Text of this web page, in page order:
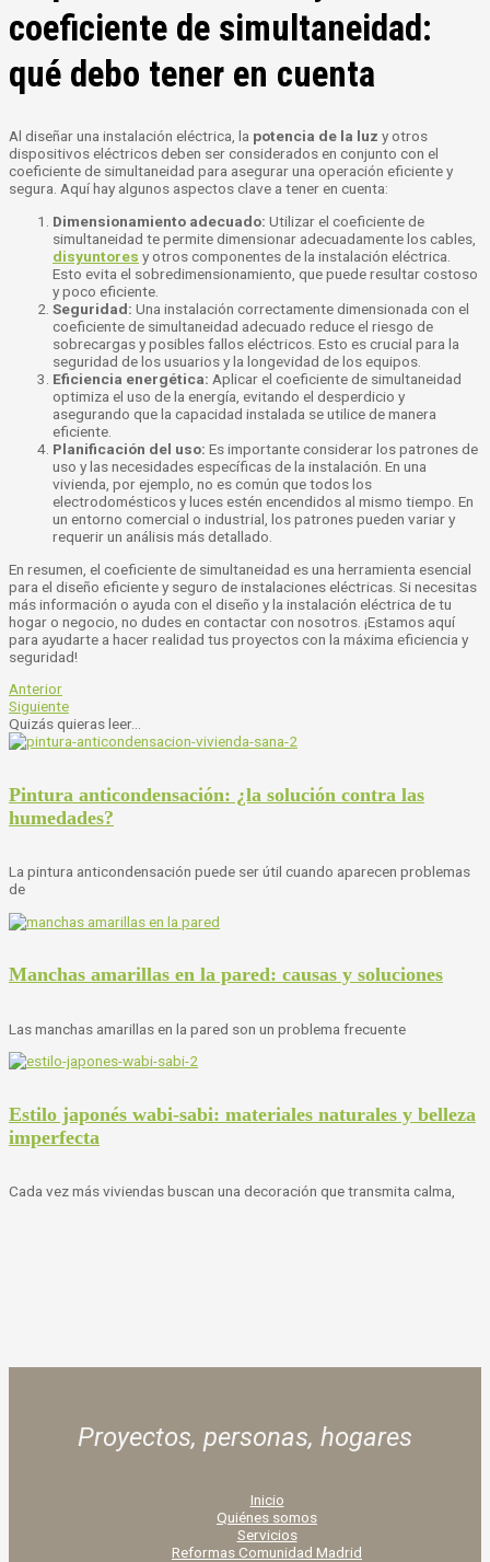
coeficiente de simultaneidad:
qué debo tener en cuenta
Al diseñar una instalación eléctrica, la potencia de la luz y otros
dispositivos eléctricos deben ser considerados en conjunto con el
coeficiente de simultaneidad para asegurar una operación eficiente y
segura. Aquí hay algunos aspectos clave a tener en cuenta:
Dimensionamiento adecuado: Utilizar el coeficiente de
simultaneidad te permite dimensionar adecuadamente los cables,
disyuntores y otros componentes de la instalación eléctrica.
Esto evita el sobredimensionamiento, que puede resultar costoso
y poco eficiente.
Seguridad: Una instalación correctamente dimensionada con el
coeficiente de simultaneidad adecuado reduce el riesgo de
sobrecargas y posibles fallos eléctricos. Esto es crucial para la
seguridad de los usuarios y la longevidad de los equipos.
Eficiencia energética: Aplicar el coeficiente de simultaneidad
optimiza el uso de la energía, evitando el desperdicio y
asegurando que la capacidad instalada se utilice de manera
eficiente.
Planificación del uso: Es importante considerar los patrones de
uso y las necesidades específicas de la instalación. En una
vivienda, por ejemplo, no es común que todos los
electrodomésticos y luces estén encendidos al mismo tiempo. En
un entorno comercial o industrial, los patrones pueden variar y
requerir un análisis más detallado.
En resumen, el coeficiente de simultaneidad es una herramienta esencial
para el diseño eficiente y seguro de instalaciones eléctricas. Si necesitas
más información o ayuda con el diseño y la instalación eléctrica de tu
hogar o negocio, no dudes en contactar con nosotros. ¡Estamos aquí
para ayudarte a hacer realidad tus proyectos con la máxima eficiencia y
seguridad!
Anterior
Siguiente
Quizás quieras leer...
Pintura anticondensación: ¿la solución contra las
humedades?
La pintura anticondensación puede ser útil cuando aparecen problemas
de
Manchas amarillas en la pared: causas y soluciones
Las manchas amarillas en la pared son un problema frecuente
Estilo japonés wabi-sabi: materiales naturales y belleza
imperfecta
Cada vez más viviendas buscan una decoración que transmita calma,
Proyectos, personas, hogares
Inicio
Quiénes somos
Servicios
Reformas Comunidad Madrid